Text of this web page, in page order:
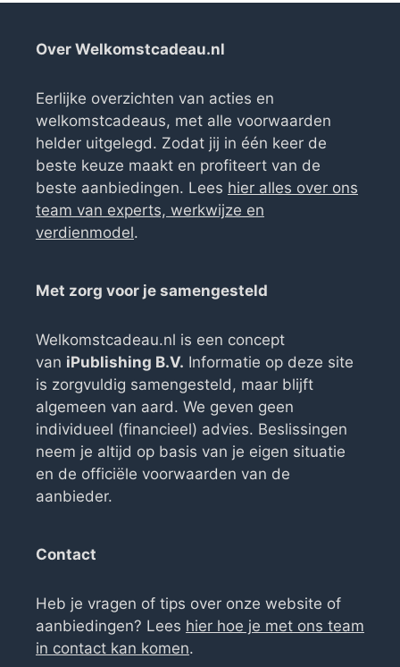
Over Welkomstcadeau.nl
Eerlijke overzichten van acties en
welkomstcadeaus, met alle voorwaarden
helder uitgelegd. Zodat jij in één keer de
beste keuze maakt en profiteert van de
beste aanbiedingen. Lees hier alles over ons
team van experts, werkwijze en
verdienmodel.
Met zorg voor je samengesteld
Welkomstcadeau.nl is een concept
van iPublishing B.V. Informatie op deze site
is zorgvuldig samengesteld, maar blijft
algemeen van aard. We geven geen
individueel (financieel) advies. Beslissingen
neem je altijd op basis van je eigen situatie
en de officiële voorwaarden van de
aanbieder.
Contact
Heb je vragen of tips over onze website of
aanbiedingen? Lees hier hoe je met ons team
in contact kan komen.